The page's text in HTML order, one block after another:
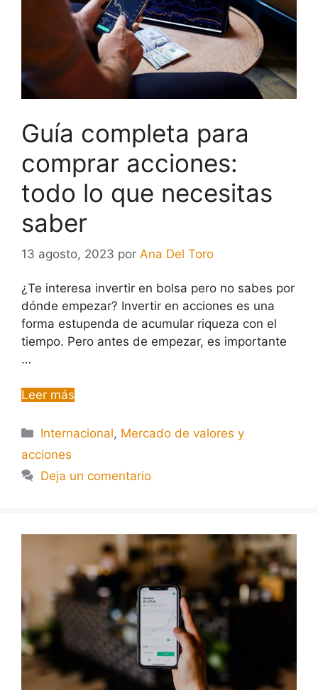
Guía completa para
comprar acciones:
todo lo que necesitas
saber
13 agosto, 2023 por Ana Del Toro
¿Te interesa invertir en bolsa pero no sabes por
dónde empezar? Invertir en acciones es una
forma estupenda de acumular riqueza con el
tiempo. Pero antes de empezar, es importante
…
Leer más
Internacional, Mercado de valores y
acciones
Deja un comentario